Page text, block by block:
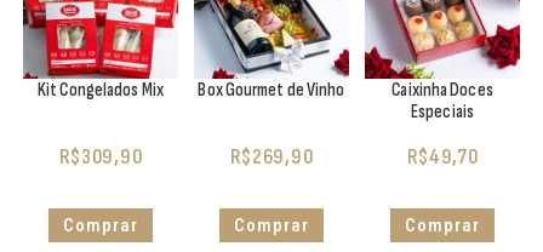
Kit Congelados Mix
R$309,90
Comprar
Box Gourmet de Vinho
R$269,90
Comprar
Caixinha Doces
Especiais
R$49,70
Comprar